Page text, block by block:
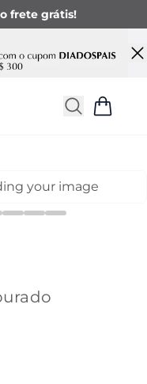
frete grátis!
your image